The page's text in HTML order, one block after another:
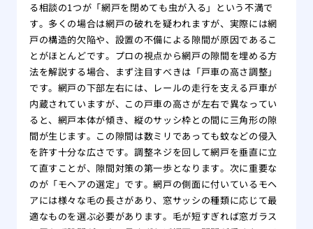
る相談の1つが「網戸を閉めても虫が入る」という不満で
す。多くの場合は網戸の破れを疑われますが、実際には網
戸の構造的欠陥や、設置の不備による隙間が原因であるこ
とがほとんどです。プロの視点から網戸の隙間を埋める方
法を解説する場合、まず注目すべきは「戸車の高さ調整」
です。網戸の下部左右には、レールの走行を支える戸車が
内蔵されていますが、この戸車の高さが左右で異なってい
ると、網戸本体が傾き、縦のサッシ枠との間に三角形の隙
間が生じます。この隙間は数ミリであっても蚊などの侵入
を許す十分な広さです。調整ネジを回して網戸を垂直に立
て直すことが、隙間対策の第一歩となります。次に重要な
のが「モヘアの選定」です。網戸の側面に付いているモヘ
アには様々な毛の長さがあり、窓サッシの種類に応じて最
適なものを選ぶ必要があります。毛が短すぎれば窓ガラス